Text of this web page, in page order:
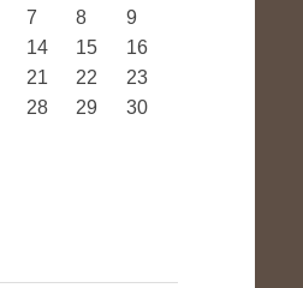
7 8
9
14 15
16
21 22
23
28 29
30